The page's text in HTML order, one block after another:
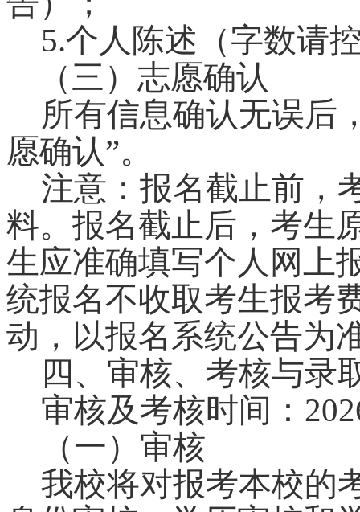
5.个人陈述（字数请
（三）志愿确认
所有信息确认无误后
愿确认”。
注意：报名截止前，
料。报名截止后，考生
生应准确填写个人网上
统报名不收取考生报考
动，以报名系统公告为
四、审核、考核与录
审核及考核时间：
（一）审核
我校将对报考本校的